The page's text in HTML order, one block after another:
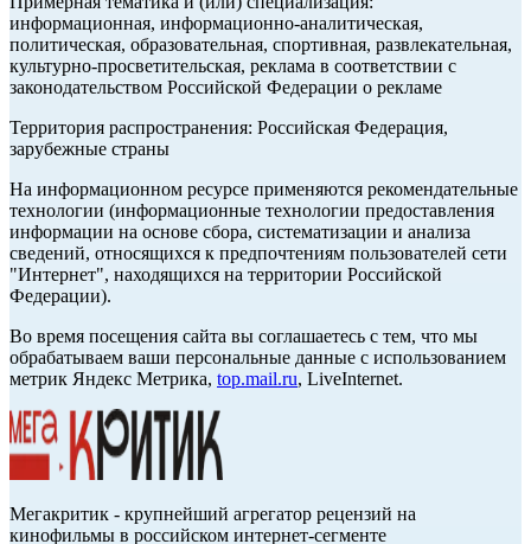
информационная, информационно-аналитическая,
политическая, образовательная, спортивная, развлекательная,
культурно-просветительская, реклама в соответствии с
законодательством Российской Федерации о рекламе
Территория распространения: Российская Федерация,
зарубежные страны
На информационном ресурсе применяются рекомендательные
технологии (информационные технологии предоставления
информации на основе сбора, систематизации и анализа
сведений, относящихся к предпочтениям пользователей сети
"Интернет", находящихся на территории Российской
Федерации).
Во время посещения сайта вы соглашаетесь с тем, что мы
обрабатываем ваши персональные данные с использованием
метрик Яндекс Метрика, top.mail.ru, LiveInternet.
Мегакритик - крупнейший агрегатор рецензий на
кинофильмы в российском интернет-сегменте